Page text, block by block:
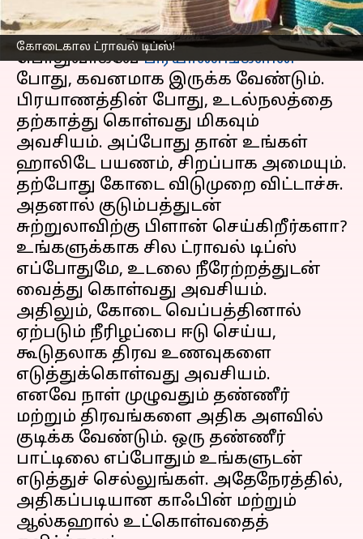
கோடைகால ட்ராவல் டிப்ஸ்!
செய்தி முன்னோட்டம்
பொதுவாகவேபிரயாணங்களின்
போது, கவனமாக இருக்க வேண்டும்.
பிரயாணத்தின் போது, உடல்நலத்தை
தற்காத்து கொள்வது மிகவும்
அவசியம். அப்போது தான் உங்கள்
ஹாலிடே பயணம், சிறப்பாக அமையும்.
தற்போது கோடை விடுமுறை விட்டாச்சு.
அதனால் குடும்பத்துடன்
சுற்றுலாவிற்கு பிளான் செய்கிறீர்களா?
உங்களுக்காக சில ட்ராவல் டிப்ஸ்
எப்போதுமே, உடலை நீரேற்றத்துடன்
வைத்து கொள்வது அவசியம்.
அதிலும், கோடை வெப்பத்தினால்
ஏற்படும் நீரிழப்பை ஈடு செய்ய,
கூடுதலாக திரவ உணவுகளை
எடுத்துக்கொள்வது அவசியம்.
எனவே நாள் முழுவதும் தண்ணீர்
மற்றும் திரவங்களை அதிக அளவில்
குடிக்க வேண்டும். ஒரு தண்ணீர்
பாட்டிலை எப்போதும் உங்களுடன்
எடுத்துச் செல்லுங்கள். அதேநேரத்தில்,
அதிகப்படியான காஃபின் மற்றும்
ஆல்கஹால் உட்கொள்வதைத்